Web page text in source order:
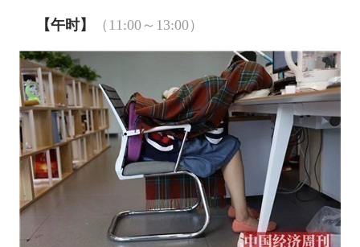
【午时】 （11:00～13:00）